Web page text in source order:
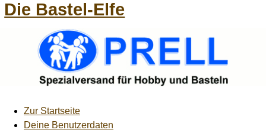
Die Bastel-Elfe
Zur Startseite
Deine Benutzerdaten